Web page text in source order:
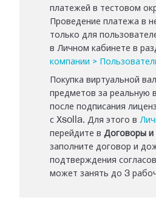
платежей в тестовом
Проведение платежа в
только для
в Личном кабинете в
компании >
Покупка виртуальной
предметов за реальную
после подписания
с Xsolla. Для этого в
перейдите в Договоры и
заполните договор и
подтверждения
может занять до 3